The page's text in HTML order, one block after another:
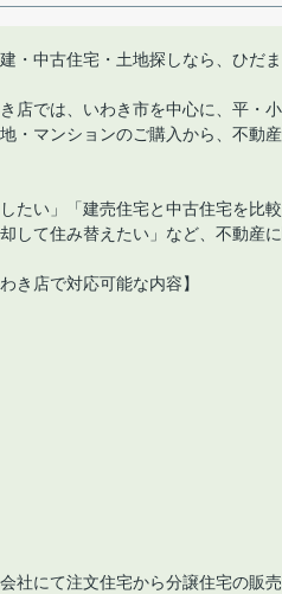
・中古住宅・土地探しなら、ひだ
店では、いわき市を中心に、平・
・マンションのご購入から、不動
したい」「建売住宅と中古住宅を
して住み替えたい」など、不動産
き店で対応可能な内容】
社にて注文住宅から分譲住宅の販